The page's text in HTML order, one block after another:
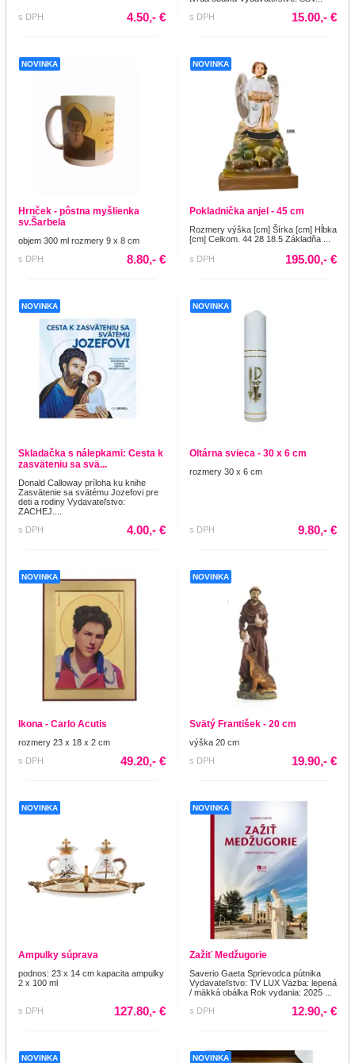
s DPH 4.50,- €
s DPH
15.00,- €
NOVINKA
Hrnček - pôstna myšlienka
sv.Šarbela
objem 300 ml rozmery 9 x 8 cm
s DPH
8.80,- €
NOVINKA
Pokladnička anjel - 45 cm
Rozmery výška [cm] Šírka [cm] Hĺbka
[cm] Celkom. 44 28 18.5 Základňa ...
s DPH 195.00,- €
NOVINKA
Skladačka s nálepkami: Cesta k
zasväteniu sa svä...
Donald Calloway príloha ku knihe
Zasvätenie sa svätému Jozefovi pre
deti a rodiny Vydavateľstvo:
ZACHEJ....
s DPH
4.00,- €
NOVINKA
Oltárna svieca - 30 x 6 cm
rozmery 30 x 6 cm
s DPH 9.80,- €
NOVINKA
Ikona - Carlo Acutis
rozmery 23 x 18 x 2 cm
s DPH
49.20,- €
NOVINKA
Svätý František - 20 cm
výška 20 cm
s DPH
19.90,- €
NOVINKA
Ampulky súprava
podnos: 23 x 14 cm kapacita ampulky
2 x 100 ml
s DPH 127.80,- €
NOVINKA
Zažiť Medžugorie
Saverio Gaeta Sprievodca pútnika
Vydavateľstvo: TV LUX Väzba: lepená
/ mäkká obálka Rok vydania: 2025 ...
s DPH
12.90,- €
NOVINKA NOVINKA